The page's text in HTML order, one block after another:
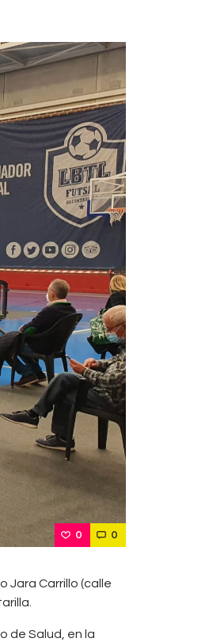
0 0
Jara Carrillo (calle
de Salud, en la